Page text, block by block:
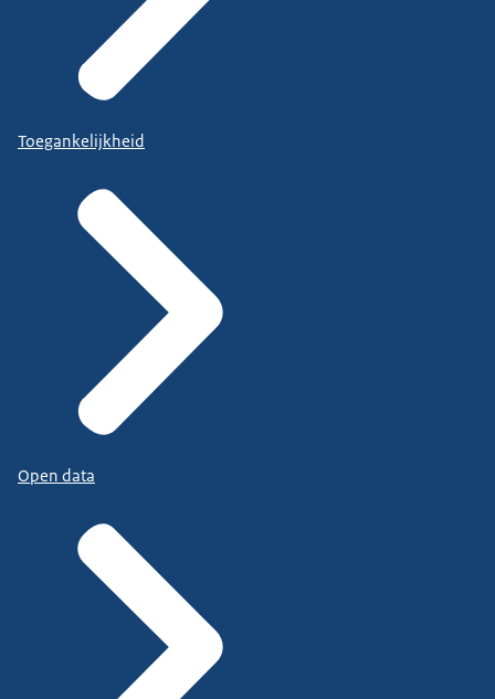
Toegankelijkheid
Open data